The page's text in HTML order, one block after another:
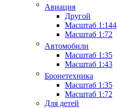
Авиация
Другой
Масштаб 1:144
Масштаб 1:72
Автомобили
Масштаб 1:35
Масштаб 1:43
Бронетехника
Масштаб 1:35
Масштаб 1:72
Для детей